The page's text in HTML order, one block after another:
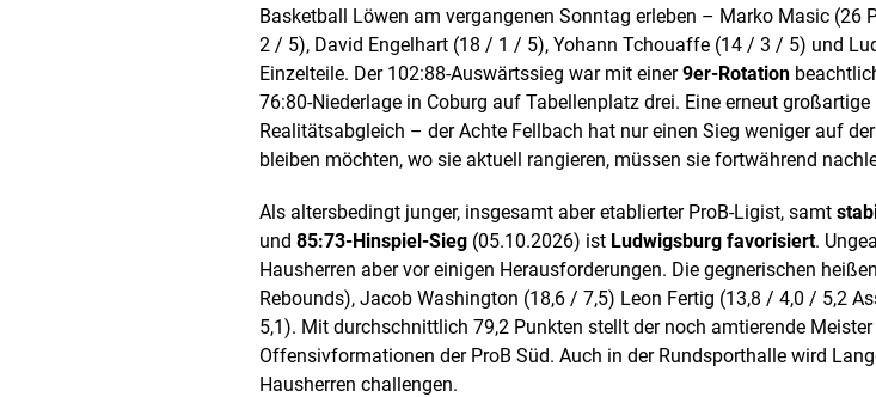
Basketball Löwen am vergangenen Sonntag erleben – Marko Masic
2 / 5), David Engelhart (18 / 1 / 5), Yohann Tchouaffe (14 / 3 / 5) und
Einzelteile. Der 102:88-Auswärtssieg war mit einer9er-Rotation
76:80-Niederlage in Coburg auf Tabellenplatz drei. Eine erneut
Realitätsabgleich – der Achte Fellbach hat nur einen Sieg weniger auf
bleiben möchten, wo sie aktuell rangieren, müssen sie fortwährend
Als altersbedingt junger, insgesamt aber etablierter ProB-Ligist, samt
und 85:73-Hinspiel-Sieg (05.10.2026) ist Ludwigsburg favorisiert.
Hausherren aber vor einigen Herausforderungen. Die gegnerischen
Rebounds), Jacob Washington (18,6 / 7,5) Leon Fertig (13,8 / 4,0 / 5,2
5,1). Mit durchschnittlich 79,2 Punkten stellt der noch amtierende
Offensivformationen der ProB Süd. Auch in der Rundsporthalle wird
Hausherren challengen.